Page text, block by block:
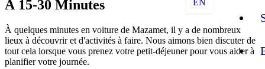
EN
À 15-30 Minutes
À quelques minutes en voiture de Mazamet, il y a de nombreux
lieux à découvrir et d'activités à faire. Nous aimons bien discuter de
tout cela lorsque vous prenez votre petit-déjeuner pour vous aider à
planifier votre journée.